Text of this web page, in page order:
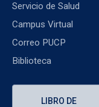
Servicio de Salud
Campus Virtual
Correo PUCP
Biblioteca
LIBRO DE